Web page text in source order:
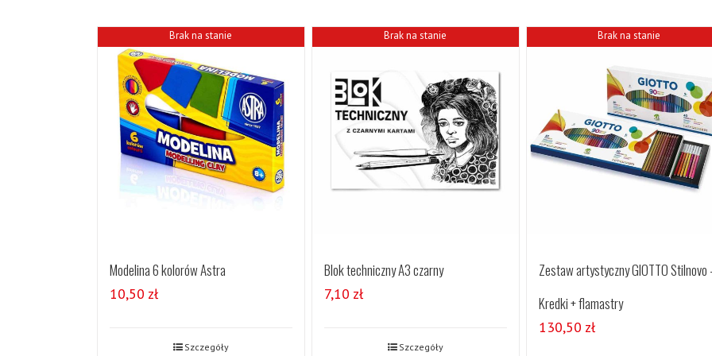
Brak na stanie
Modelina 6 kolorów Astra
10,50 zł
Szczegóły
Brak na stanie
Blok techniczny A3 czarny
7,10 zł
Szczegóły
Brak na stanie
Zestaw artystyczny GIOTTO Stilnovo
Kredki + flamastry
130,50 zł